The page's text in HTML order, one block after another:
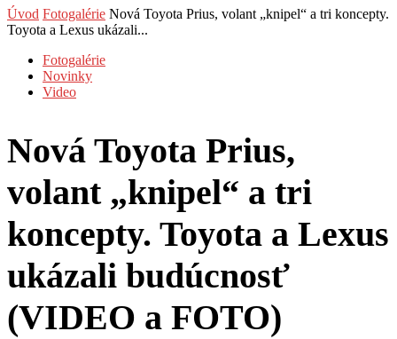
Úvod Fotogalérie Nová Toyota Prius, volant „knipel“ a tri koncepty.
Toyota a Lexus ukázali...
Fotogalérie
Novinky
Video
Nová Toyota Prius,
volant „knipel“ a tri
koncepty. Toyota a Lexus
ukázali budúcnosť
(VIDEO a FOTO)